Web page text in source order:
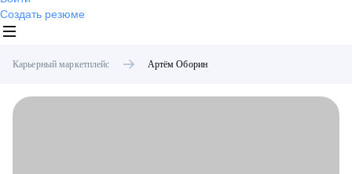
Создать резюме
Карьерный маркетплейс Артём Оборин